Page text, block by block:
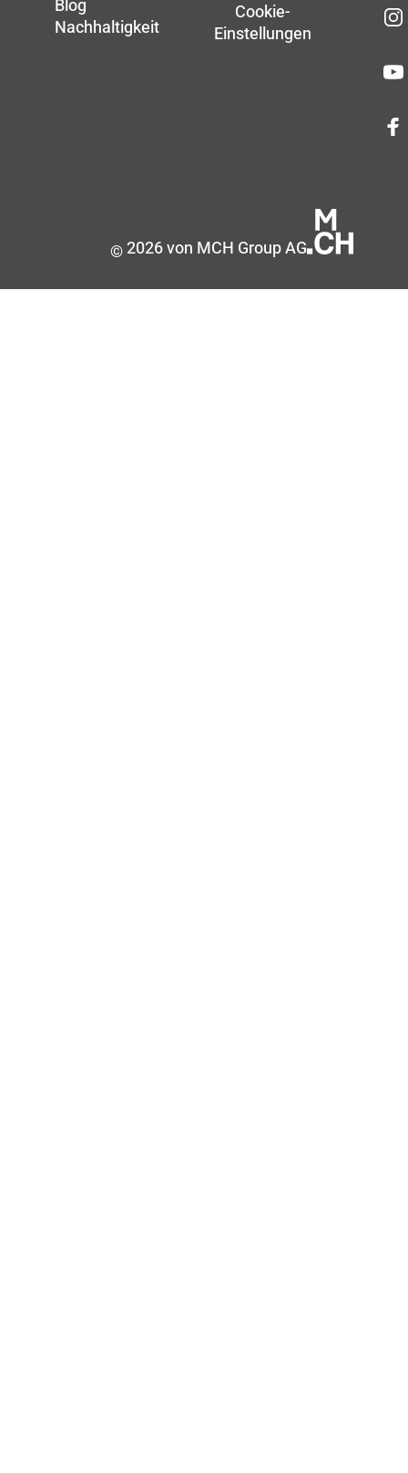
Blog
Nachhaltigkeit
Cookie-
Einstellungen
©2026 von MCH Group AG